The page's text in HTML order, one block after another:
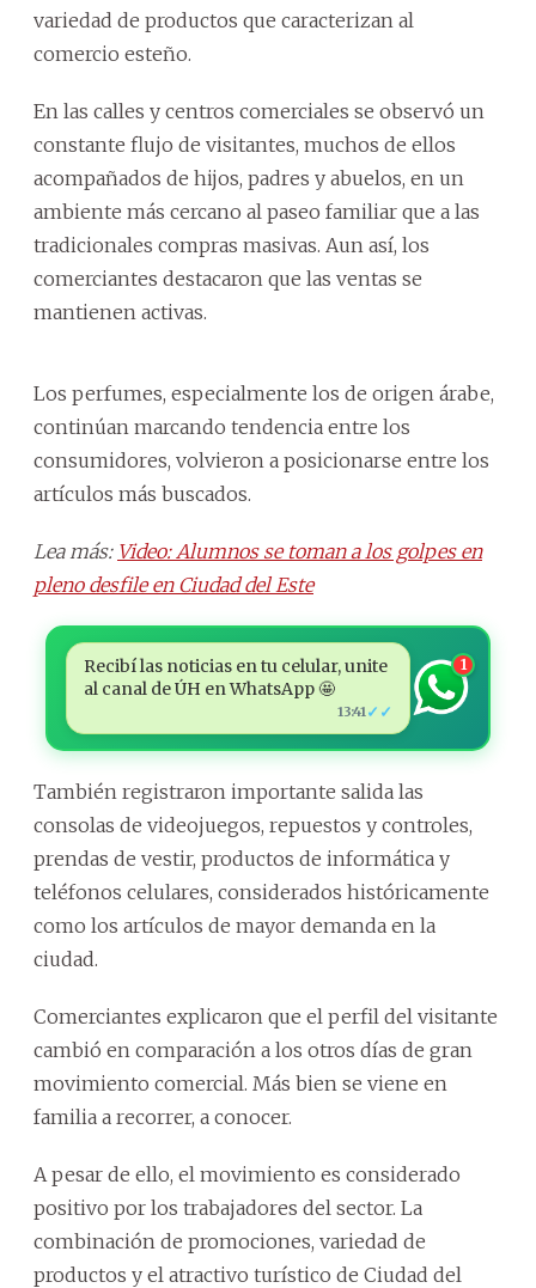
variedad de productos que caracterizan al
comercio esteño.
En las calles y centros comerciales se observó un
constante flujo de visitantes, muchos de ellos
acompañados de hijos, padres y abuelos, en un
ambiente más cercano al paseo familiar que a las
tradicionales compras masivas. Aun así, los
comerciantes destacaron que las ventas se
mantienen activas.
Los perfumes, especialmente los de origen árabe,
continúan marcando tendencia entre los
consumidores, volvieron a posicionarse entre los
artículos más buscados.
Lea más: Video: Alumnos se toman a los golpes en
pleno desfile en Ciudad del Este
Recibí las noticias en tu celular, unite
al canal de ÚH en WhatsApp 🤩
13:41 ✓✓
1
También registraron importante salida las
consolas de videojuegos, repuestos y controles,
prendas de vestir, productos de informática y
teléfonos celulares, considerados históricamente
como los artículos de mayor demanda en la
ciudad.
Comerciantes explicaron que el perfil del visitante
cambió en comparación a los otros días de gran
movimiento comercial. Más bien se viene en
familia a recorrer, a conocer.
A pesar de ello, el movimiento es considerado
positivo por los trabajadores del sector. La
combinación de promociones, variedad de
productos y el atractivo turístico de Ciudad del